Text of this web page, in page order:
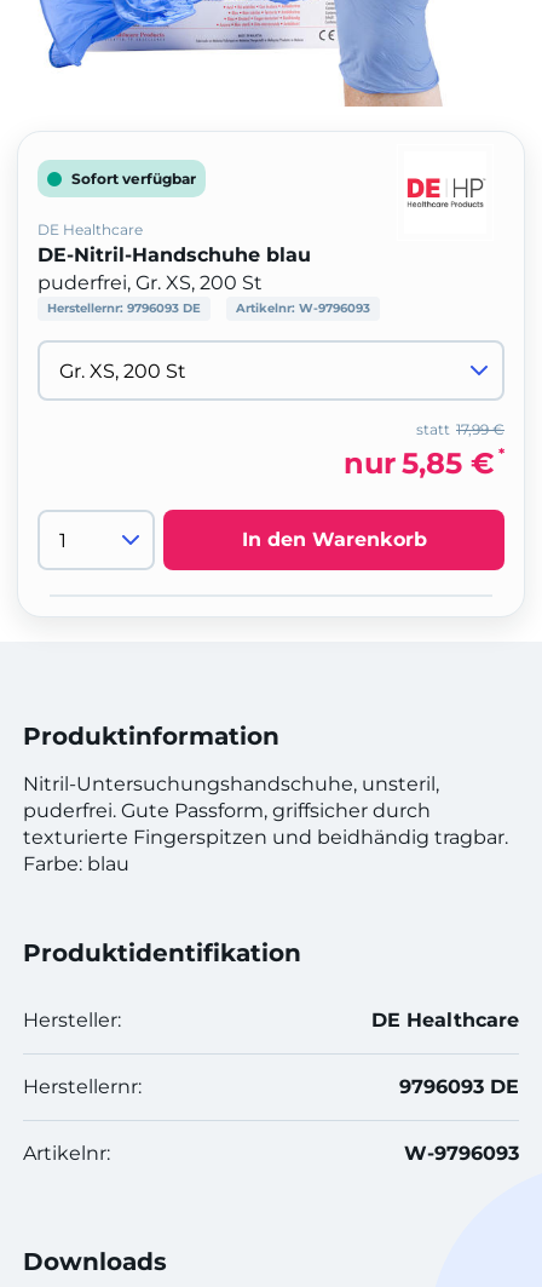
Sofort verfügbar
DE Healthcare
DE-Nitril-Handschuhe blau
puderfrei, Gr. XS, 200 St
Herstellernr: 9796093 DE Artikelnr: W-9796093
17,99 €
statt
nur5,85 € *
In den Warenkorb
Produktinformation
Nitril-Untersuchungshandschuhe, unsteril,
puderfrei. Gute Passform, griffsicher durch
texturierte Fingerspitzen und beidhändig tragbar.
Farbe: blau
Produktidentifikation
Hersteller: DE Healthcare
Herstellernr: 9796093 DE
Artikelnr: W-9796093
Downloads